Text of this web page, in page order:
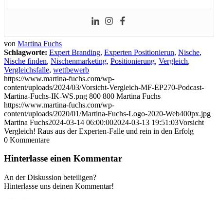
von Martina Fuchs
Schlagworte: Expert Branding, Experten Positionierun, Nische,
Nische finden, Nischenmarketing, Positionierung, Vergleich,
Vergleichsfalle, wettbewerb
https://www.martina-fuchs.com/wp-
content/uploads/2024/03/Vorsicht-Vergleich-MF-EP270-Podcast-
Martina-Fuchs-IK-WS.png 800 800 Martina Fuchs
https://www.martina-fuchs.com/wp-
content/uploads/2020/01/Martina-Fuchs-Logo-2020-Web400px.jpg
Martina Fuchs2024-03-14 06:00:002024-03-13 19:51:03Vorsicht
Vergleich! Raus aus der Experten-Falle und rein in den Erfolg
0 Kommentare
Hinterlasse einen Kommentar
An der Diskussion beteiligen?
Hinterlasse uns deinen Kommentar!